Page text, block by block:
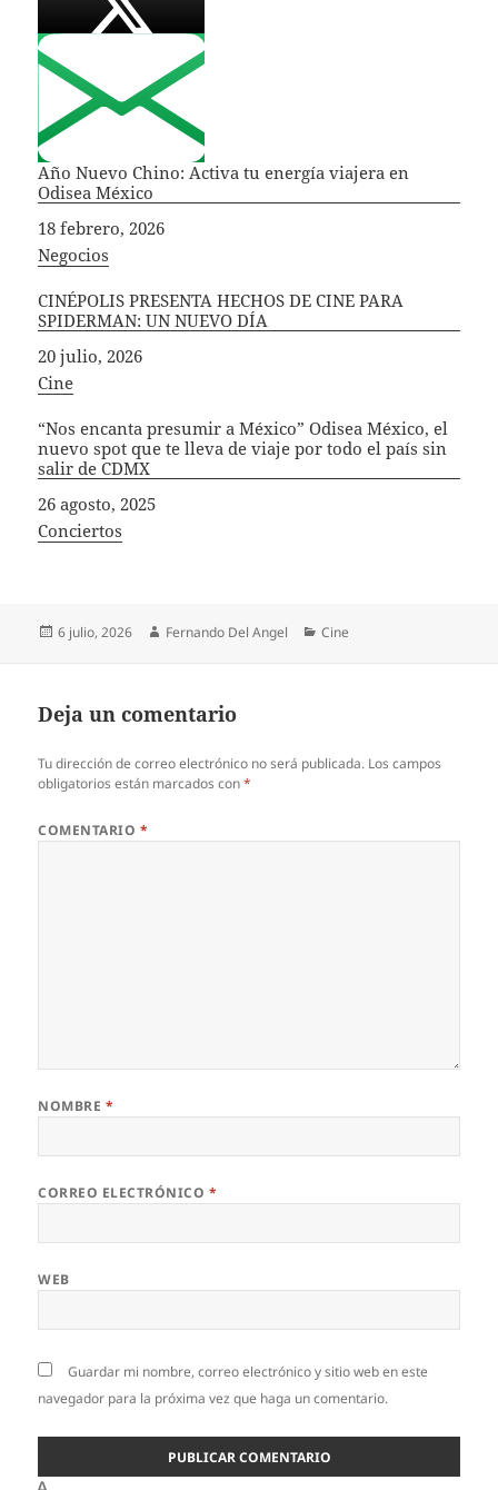
Año Nuevo Chino: Activa tu energía viajera en
Odisea México
Fecha
18 febrero, 2026
In relation to
Negocios
CINÉPOLIS PRESENTA HECHOS DE CINE PARA
SPIDERMAN: UN NUEVO DÍA
Fecha
20 julio, 2026
In relation to
Cine
“Nos encanta presumir a México” Odisea México, el
nuevo spot que te lleva de viaje por todo el país sin
salir de CDMX
Fecha
26 agosto, 2025
In relation to
Conciertos
Publicado
6 julio, 2026 Autor
Fernando Del Angel Categorías
Cine
Deja un comentario
Tu dirección de correo electrónico no será publicada. Los campos
obligatorios están marcados con*
COMENTARIO *
NOMBRE *
CORREO ELECTRÓNICO *
WEB
Guardar mi nombre, correo electrónico y sitio web en este
navegador para la próxima vez que haga un comentario.